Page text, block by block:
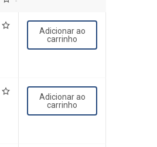
Adicionar ao
carrinho
Adicionar ao
carrinho